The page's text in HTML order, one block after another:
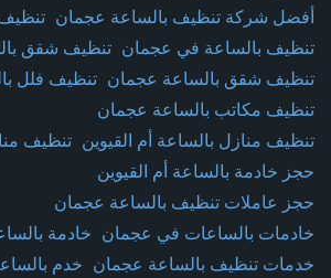
أفضل شركة تنظيف بالساعة عجمان
تنظيف بالساعة في عجمان تنظيف شقق
تنظيف شقق بالساعة عجمان تنظيف فلل
تنظيف مكاتب بالساعة عجمان
تنظيف منازل بالساعة أم القيوين تنظيف
حجز خادمة بالساعة أم القيوين
حجز عاملات تنظيف بالساعة عجمان
خادمات بالساعات في عجمان خادمة
خدمات تنظيف بالساعة عجمان خدم